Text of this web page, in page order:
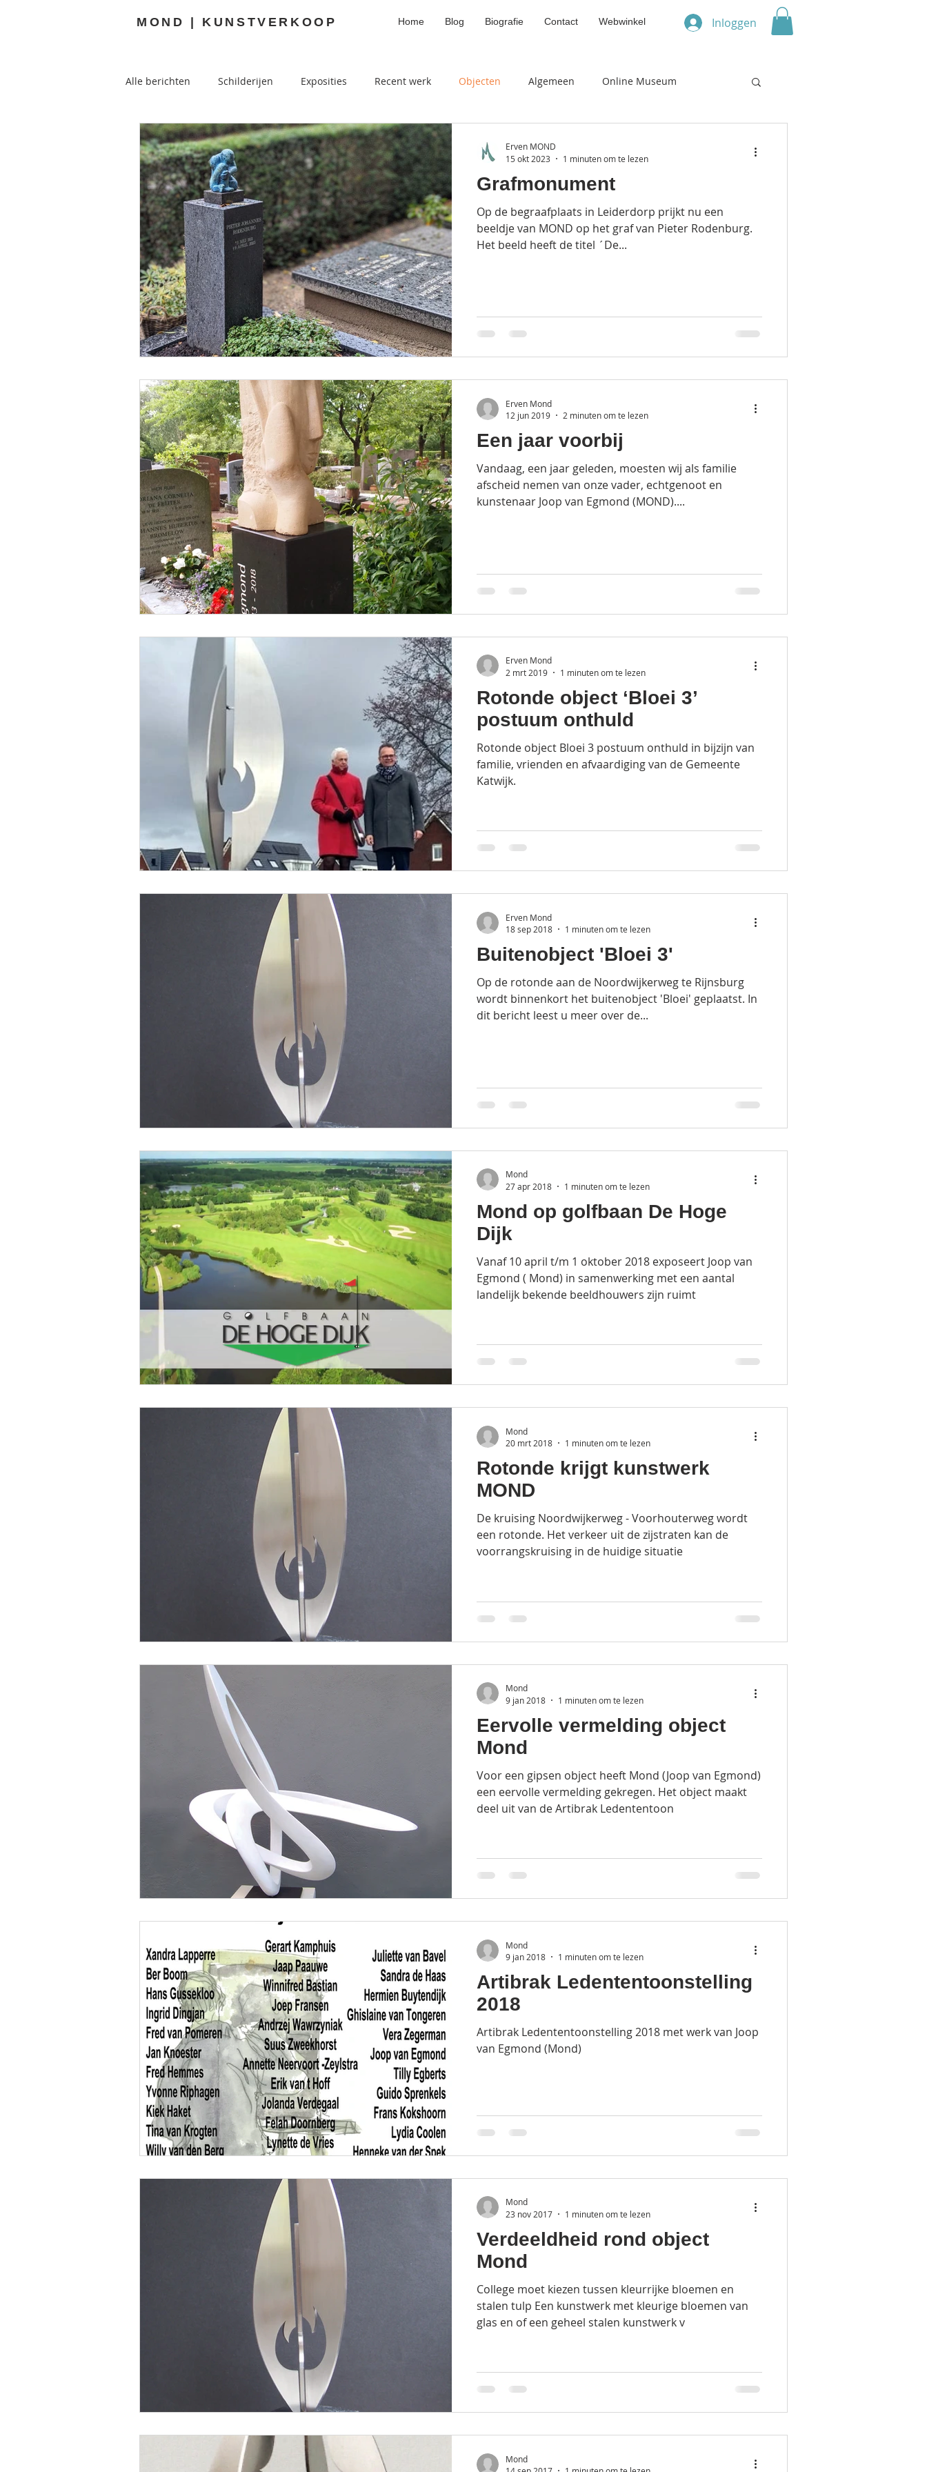
MOND | KUNSTVERKOOP Home Blog Biografie Contact Webwinkel Inloggen
Alle berichten Schilderijen Exposities Recent werk Objecten Algemeen Online Museum
Buitenkunst
Grafmonument
Op de begraafplaats in Leiderdorp prijkt nu een
beeldje van MOND op het graf van Pieter Rodenburg.
Het beeld heeft de titel ´De...
Erven MOND
15 okt 2023
1 minuten om te lezen
Een jaar voorbij
Vandaag, een jaar geleden, moesten wij als familie
afscheid nemen van onze vader, echtgenoot en
kunstenaar Joop van Egmond (MOND)....
Erven Mond
12 jun 2019
2 minuten om te lezen
Rotonde object ‘Bloei 3’
postuum onthuld
Rotonde object Bloei 3 postuum onthuld in bijzijn van
familie, vrienden en afvaardiging van de Gemeente
Katwijk.
Erven Mond
2 mrt 2019
1 minuten om te lezen
Buitenobject 'Bloei 3'
Op de rotonde aan de Noordwijkerweg te Rijnsburg
wordt binnenkort het buitenobject 'Bloei' geplaatst. In
dit bericht leest u meer over de...
Erven Mond
18 sep 2018
1 minuten om te lezen
Mond op golfbaan De Hoge
Dijk
Vanaf 10 april t/m 1 oktober 2018 exposeert Joop van
Egmond ( Mond) in samenwerking met een aantal
landelijk bekende beeldhouwers zijn ruimt
Mond
27 apr 2018
1 minuten om te lezen
Rotonde krijgt kunstwerk
MOND
De kruising Noordwijkerweg - Voorhouterweg wordt
een rotonde. Het verkeer uit de zijstraten kan de
voorrangskruising in de huidige situatie
Mond
20 mrt 2018
1 minuten om te lezen
Eervolle vermelding object
Mond
Voor een gipsen object heeft Mond (Joop van Egmond)
een eervolle vermelding gekregen. Het object maakt
deel uit van de Artibrak Ledententoon
Mond
9 jan 2018
1 minuten om te lezen
Artibrak Ledententoonstelling
2018
Artibrak Ledententoonstelling 2018 met werk van Joop
van Egmond (Mond)
Mond
9 jan 2018
1 minuten om te lezen
Verdeeldheid rond object
Mond
College moet kiezen tussen kleurrijke bloemen en
stalen tulp Een kunstwerk met kleurige bloemen van
glas en of een geheel stalen kunstwerk v
Mond
23 nov 2017
1 minuten om te lezen
Mond